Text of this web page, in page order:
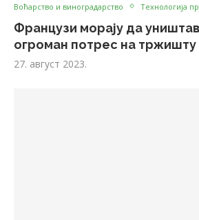
Воћарство и виноградарство Технологија
Французи морају да
огроман потрес на тржишту
27. август 2023.